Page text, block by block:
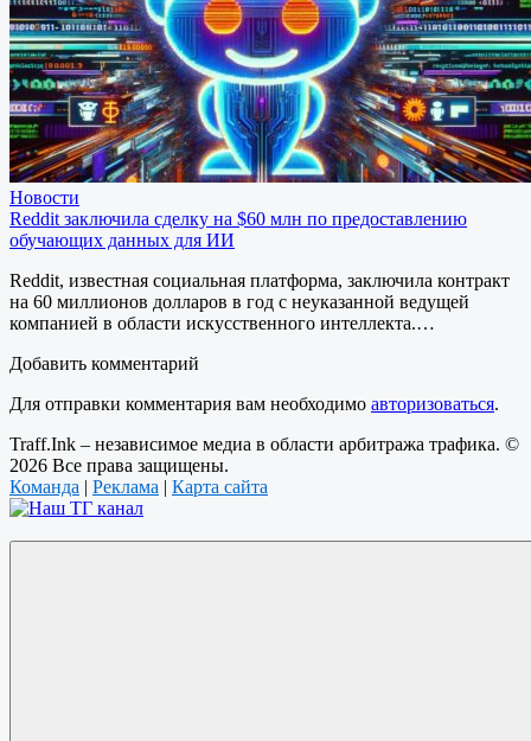
Новости
Reddit заключила сделку на $60 млн по предоставлению
обучающих данных для ИИ
Reddit, известная социальная платформа, заключила контракт
на 60 миллионов долларов в год с неуказанной ведущей
компанией в области искусственного интеллекта.…
Добавить комментарий
Для отправки комментария вам необходимо авторизоваться.
Traff.Ink – независимое медиа в области арбитража трафика. ©
2026 Все права защищены.
Команда | Реклама | Карта сайта